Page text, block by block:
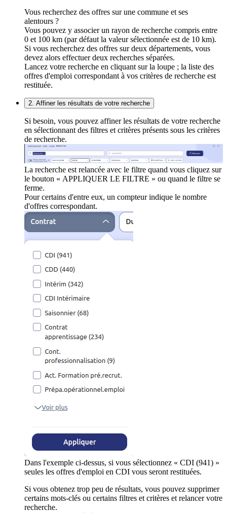
Vous recherchez des offres sur une commune et ses
alentours ?
Vous pouvez y associer un rayon de recherche compris entre
0 et 100 km (par défaut la valeur sélectionnée est de 10 km).
Si vous recherchez des offres sur deux départements, vous
devez alors effectuer deux recherches séparées.
Lancez votre recherche en cliquant sur la loupe ; la liste des
offres d'emploi correspondant à vos critères de recherche est
restituée.
2. Affiner les résultats de votre recherche
Si besoin, vous pouvez affiner les résultats de votre recherche
en sélectionnant des filtres et critères présents sous les critères
de recherche.
La recherche est relancée avec le filtre quand vous cliquez sur
le bouton « APPLIQUER LE FILTRE » ou quand le filtre se
ferme.
Pour certains d'entre eux, un compteur indique le nombre
d'offres correspondant.
Dans l'exemple ci-dessus, si vous sélectionnez « CDI (941) »
seules les offres d'emploi en CDI vous seront restituées.
Si vous obtenez trop peu de résultats, vous pouvez supprimer
certains mots-clés ou certains filtres et critères et relancer votre
recherche.